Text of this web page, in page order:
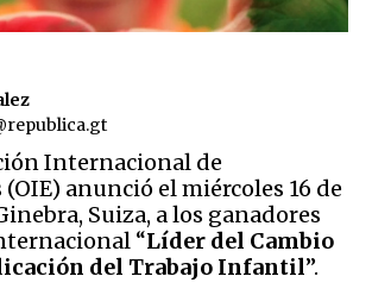
Internacional de
anunció el miércoles 16 de
Suiza, a los ganadores
“Líder del Cambio
del Trabajo Infantil”.